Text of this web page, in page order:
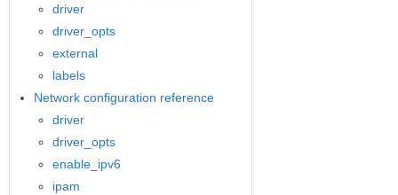
driver
driver_opts
external
labels
Network configuration reference
driver
driver_opts
enable_ipv6
ipam